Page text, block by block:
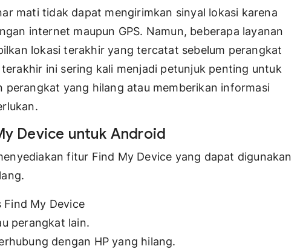
mati tidak dapat mengirimkan sinyal lokasi karena
internet maupun GPS. Namun, beberapa layanan
lokasi terakhir yang tercatat sebelum perangkat
ini sering kali menjadi petunjuk penting untuk
perangkat yang hilang atau memberikan informasi
Device untuk Android
fitur Find My Device yang dapat digunakan
Find My Device
perangkat lain.
dengan HP yang hilang.